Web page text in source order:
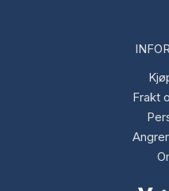
Frakt